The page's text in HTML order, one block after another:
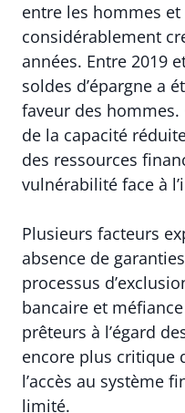
entre les hommes et
considérablement
années. Entre 2019
soldes d’épargne a
faveur des
de la capacité
des ressources
vulnérabilité face à
Plusieurs facteurs
absence de
processus
bancaire et
prêteurs à l’égard
encore plus critique
l’accès au système
limité.